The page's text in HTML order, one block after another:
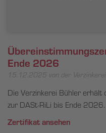
Ende 2026
15.12.2025 von der Verzinkerei
Die Verzinkerei Bühler
zur DASt-RiLi bis Ende 2026.
Zertifikat ansehen